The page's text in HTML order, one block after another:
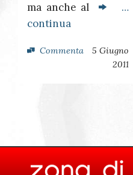
ma anche al
…
continua
Commenta
5 Giugno
2011